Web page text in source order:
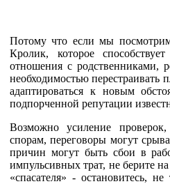
Потому что если мы
Кролик, которое
отношения с родственниками,
необходимостью
адаптироваться к новым
подпорченной репутации
Возможно усиление
спорам, переговоры могут
причин могут быть сбои в
импульсивных трат, не берите
«спасателя» - остановитесь,